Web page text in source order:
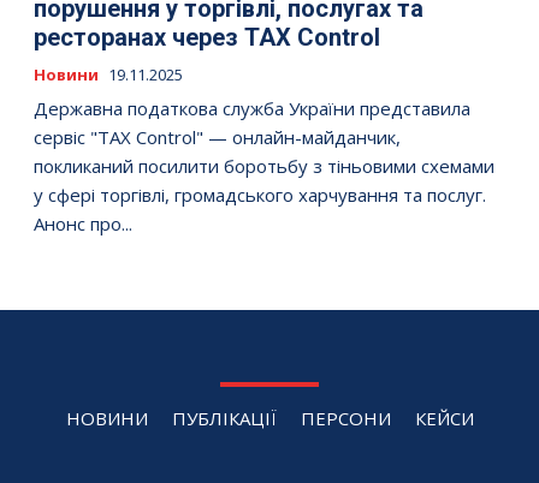
порушення у торгівлі, послугах та
ресторанах через TAX Control
Новини 19.11.2025
Державна податкова служба України представила
сервіс "TAX Control" — онлайн-майданчик,
покликаний посилити боротьбу з тіньовими схемами
у сфері торгівлі, громадського харчування та послуг.
Анонс про...
НОВИНИ ПУБЛІКАЦІЇ ПЕРСОНИ КЕЙСИ